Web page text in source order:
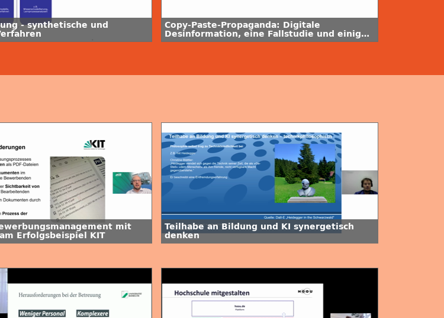
- synthetische und
Copy-Paste-Propaganda: Digitale
Desinformation, eine Fallstudie und einige
Empfehlungen
mit
am Erfolgsbeispiel KIT
Teilhabe an Bildung und KI synergetisch
denken